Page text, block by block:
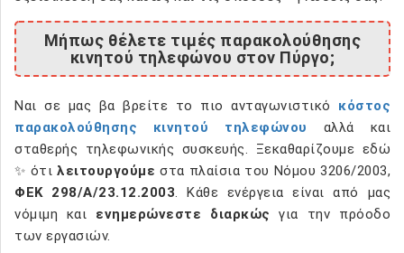
Μήπως θέλετε τιμές παρακολούθησης
κινητού τηλεφώνου στον Πύργο;
Ναι σε μας βα βρείτε το πιο ανταγωνιστικό κόστος
παρακολούθησης κινητού τηλεφώνου αλλά και
σταθερής τηλεφωνικής συσκευής. Ξεκαθαρίζουμε εδώ
✨ ότιλειτουργούμε στα πλαίσια του Νόμου 3206/2003,
ΦΕΚ 298/Α/23.12.2003. Κάθε ενέργεια είναι από μας
νόμιμη και ενημερώνεστε διαρκώς για την πρόοδο
των εργασιών.